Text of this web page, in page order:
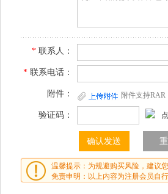
* 联系人：
* 联系电话：
附件： 附件支持RAR
验证码：
温馨提示：为规避购买风险，建议
免责申明：以上内容为注册会员自